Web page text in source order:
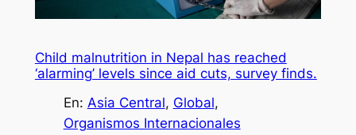
Child malnutrition in Nepal has reached
‘alarming’ levels since aid cuts, survey finds.
En: Asia Central, Global
Organismos Internacionales